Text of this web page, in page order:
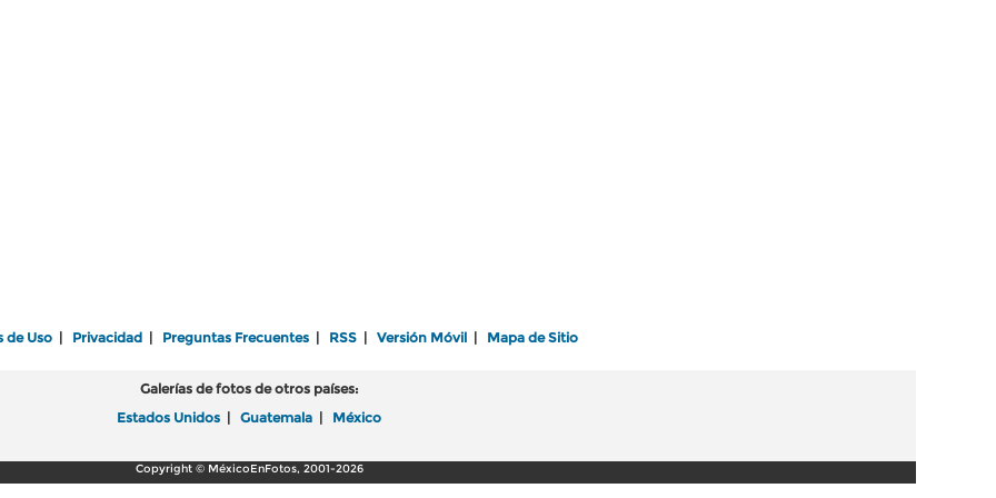
de Uso Privacidad Preguntas Frecuentes RSS Versión Móvil Mapa de Sitio
Galerías de fotos de otros países:
Estados Unidos
Guatemala México
Copyright © MéxicoEnFotos, 2001-2026